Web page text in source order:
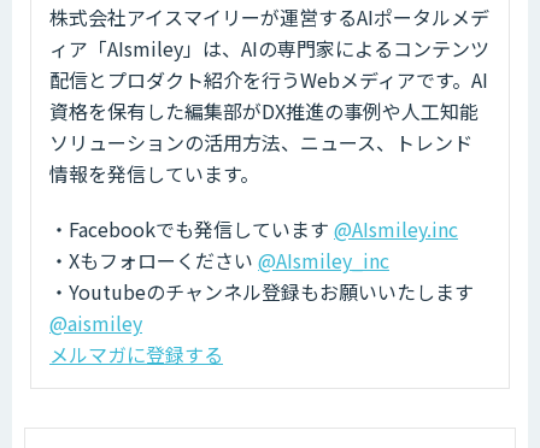
株式会社アイスマイリーが運営するAIポータルメデ
ィア「AIsmiley」は、AIの専門家によるコンテンツ
配信とプロダクト紹介を行うWebメディアです。AI
資格を保有した編集部がDX推進の事例や人工知能
ソリューションの活用方法、ニュース、トレンド
情報を発信しています。
・Facebookでも発信しています @AIsmiley.inc
・Xもフォローください @AIsmiley_inc
・Youtubeのチャンネル登録もお願いいたします
@aismiley
メルマガに登録する